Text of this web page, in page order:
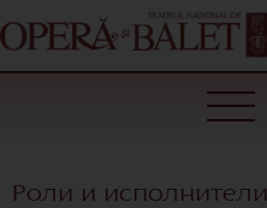
Роли и исполнители